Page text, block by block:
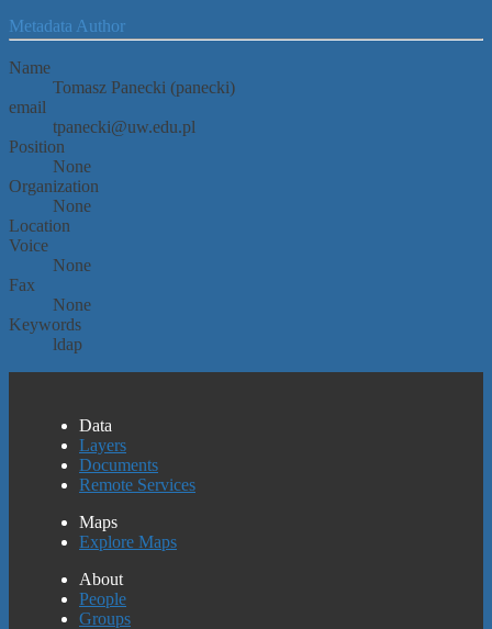
Metadata Author
Name
Tomasz Panecki (panecki)
email
tpanecki@uw.edu.pl
Position
None
Organization
None
Location
Voice
None
Fax
None
Keywords
ldap
Data
Layers
Documents
Remote Services
Maps
Explore Maps
About
People
Groups